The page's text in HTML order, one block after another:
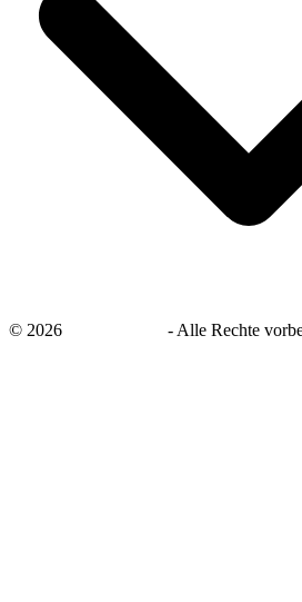
© 2026 - Alle Rechte